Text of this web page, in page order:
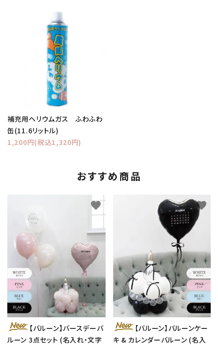
補充用ヘリウムガス ふわふわ
缶(11.6リットル)
1,200円(税込1,320円)
おすすめ商品
【バルーン】バースデーバ
ルーン 3点セット (名入れ・文字
favorite
【バルーン】バルーンケー
キ & カレンダーバルーン (名入
favorite